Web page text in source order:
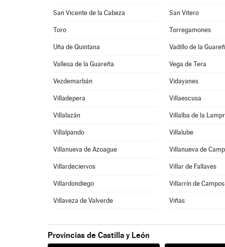
San Vicente de la Cabeza San Vitero
Toro Torregamones
Uña de Quintana Vadillo de la
Vallesa de la Guareña Vega de Tera
Vezdemarbán Vidayanes
Villadepera Villaescusa
Villalazán Villalba de la
Villalpando Villalube
Villanueva de Azoague Villanueva de
Villardeciervos Villar de Fallaves
Villardondiego Villarrín de Campos
Villaveza de Valverde Viñas
Provincias de Castilla y León